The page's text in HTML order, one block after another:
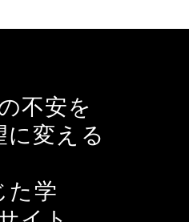
不安を
に変える
た学